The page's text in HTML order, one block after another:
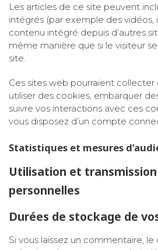
Les articles de ce site peuvent
intégrés (par exemple des vidéos,
contenu intégré depuis d’autres
même manière que si le visiteur
site.
Ces sites web pourraient collecter
utiliser des cookies, embarquer
suivre vos interactions avec ces
vous disposez d’un compte
Statistiques et mesures
Utilisation et
personnelles
Durées de stockage de
Si vous laissez un commentaire,